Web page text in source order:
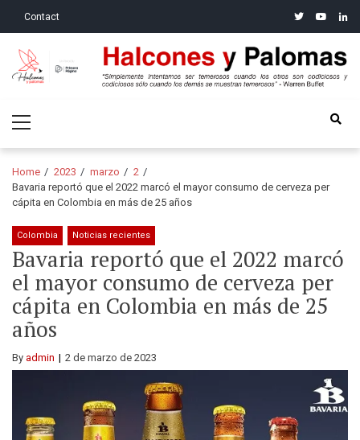
Contact twitteryoutube
Halcones y Palomas
Menu
Home 2023 marzo
2
Bavaria reportó que el 2022 marcó el mayor consumo de cerveza per
cápita en Colombia en más de 25 años
Colombia Noticias recientes
Bavaria reportó que el 2022 marcó
el mayor consumo de cerveza per
cápita en Colombia en más de 25
años
By admin 2 de marzo de 2023